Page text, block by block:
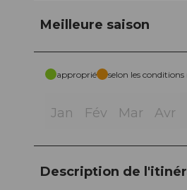
Meilleure saison
approprié selon les conditions
Jan Fév Mar Avr
Description de